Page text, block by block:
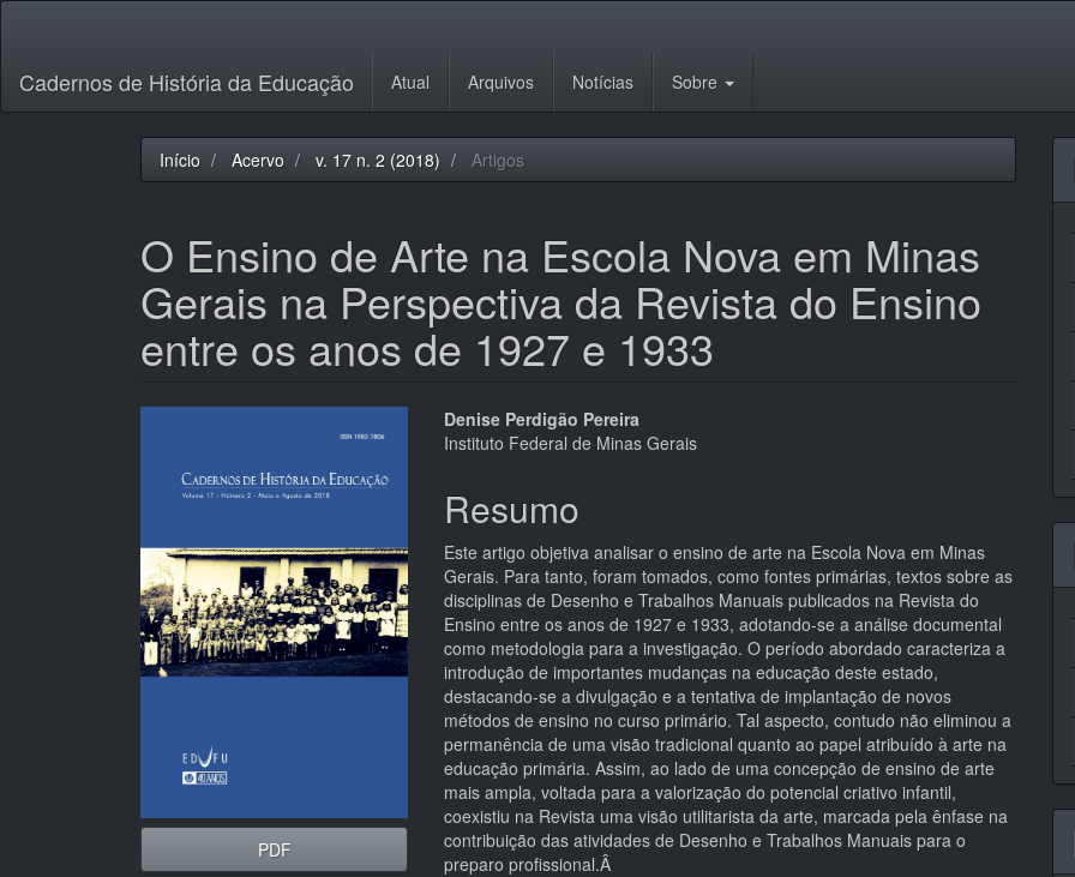
principal
Barra
Cadernos de História da Educação Atual Arquivos Notícias Sobre
Início Acervo v. 17 n. 2 (2018) Artigos
O Ensino de Arte na Escola Nova em Minas
Gerais na Perspectiva da Revista do Ensino
entre os anos de 1927 e 1933
lateral
artigos
PDF
Conteúdo
do
artigo
principal
Denise Perdigão Pereira
Instituto Federal de Minas Gerais
Resumo
Este artigo objetiva analisar o ensino de arte na Escola Nova em Minas
Gerais. Para tanto, foram tomados, como fontes primárias, textos sobre as
disciplinas de Desenho e Trabalhos Manuais publicados na Revista do
Ensino entre os anos de 1927 e 1933, adotando-se a análise documental
como metodologia para a investigação. O período abordado caracteriza a
introdução de importantes mudanças na educação deste estado,
destacando-se a divulgação e a tentativa de implantação de novos
métodos de ensino no curso primário. Tal aspecto, contudo não eliminou a
permanência de uma visão tradicional quanto ao papel atribuído à arte na
educação primária. Assim, ao lado de uma concepção de ensino de arte
mais ampla, voltada para a valorização do potencial criativo infantil,
coexistiu na Revista uma visão utilitarista da arte, marcada pela ênfase na
contribuição das atividades de Desenho e Trabalhos Manuais para o
preparo profissional.Â